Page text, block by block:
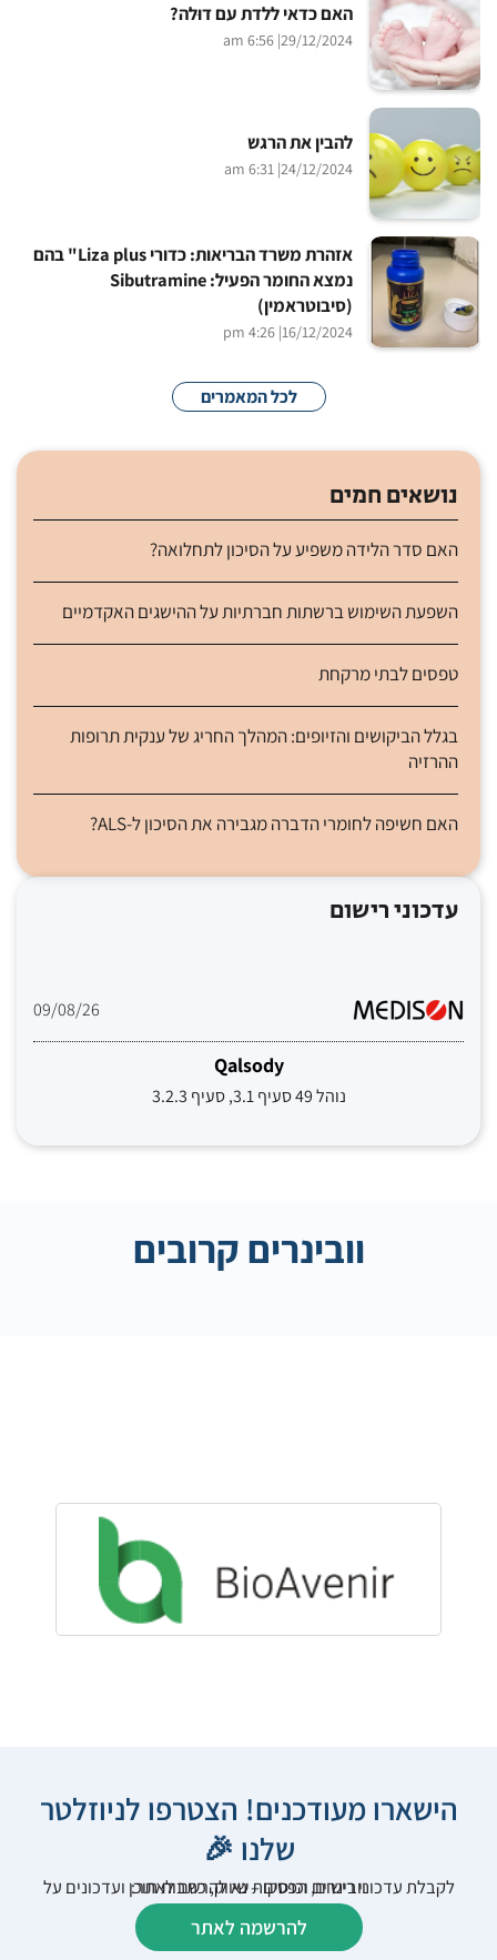
האם כדאי ללדת עם דוּלה?
29/12/2024
| 6:56 am
להבין את הרגש
24/12/2024
| 6:31 am
אזהרת משרד הבריאות: כדורי Liza plus" בהם
נמצא החומר הפעיל: Sibutramine
(סיבוטראמין)
16/12/2024
| 4:26 pm
לכל המאמרים
נושאים חמים
האם סדר הלידה משפיע על הסיכון לתחלואה?
השפעת השימוש ברשתות חברתיות על ההישגים האקדמיים
טפסים לבתי מרקחת
בגלל הביקושים והזיופים: המהלך החריג של ענקית תרופות
ההרזיה
האם חשיפה לחומרי הדברה מגבירה את הסיכון ל-ALS?
עדכוני רישום
09/08/26
Qalsody
נוהל 49 סעיף 3.1, סעיף 3.2.3
וובינרים קרובים
הישארו מעודכנים! הצטרפו לניוזלטר
שלנו 🎉
לקבלת עדכוני רישום, הפסקות שיווק, כתבות תוכן ועדכונים על וובינרים וכנסים – נא להרשם לאתר:
להרשמה לאתר